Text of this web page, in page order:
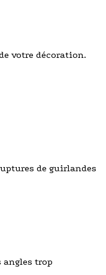
votre décoration.
de guirlandes
trop